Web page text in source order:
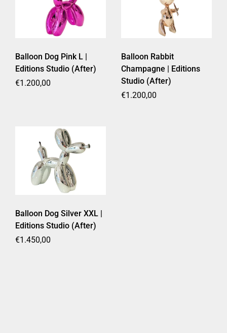
Balloon Dog Pink L |
Editions Studio (After)
Prezzo di listino
€1.200,00
Balloon Rabbit
Champagne | Editions
Studio (After)
Prezzo di listino
€1.200,00
Balloon Dog Silver XXL |
Editions Studio (After)
Prezzo di listino
€1.450,00